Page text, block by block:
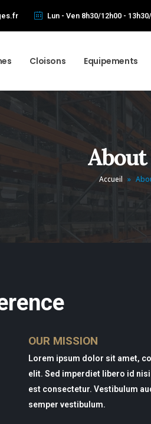
Lun - Ven 8h30/12h00 -
Cloisons Equipements
About
Accueil »
OUR MISSION
Lorem ipsum dolor sit amet,
elit. Sed imperdiet libero id
est consectetur. Vestibulum
semper vestibulum.